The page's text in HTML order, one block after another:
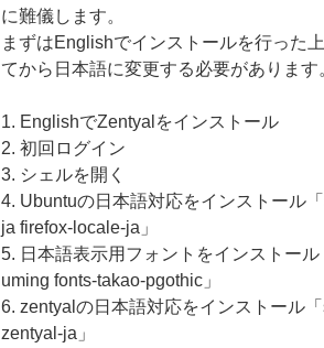
に難儀します。
まずはEnglishでインストールを行った
てから日本語に変更する必要があります
1. EnglishでZentyalをインストール
2. 初回ログイン
3. シェルを開く
4. Ubuntuの日本語対応をインストール
ja firefox-locale-ja」
5. 日本語表示用フォントをインストー
uming fonts-takao-pgothic」
6. zentyalの日本語対応をインストール
zentyal-ja」